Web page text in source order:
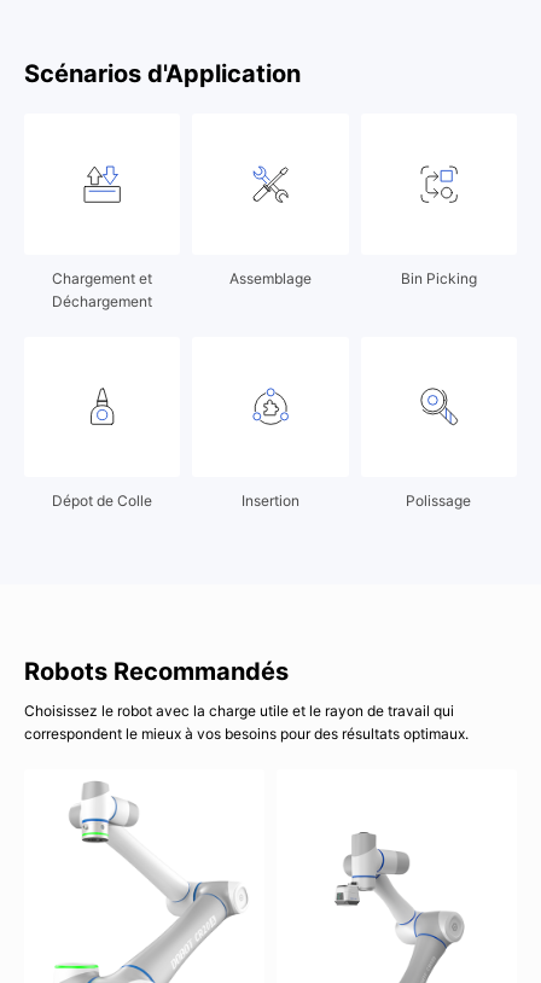
Scénarios d'Application
Chargement et
Déchargement
Assemblage Bin Picking
Dépot de Colle Insertion Polissage
Robots Recommandés
Choisissez le robot avec la charge utile et le rayon de travail qui
correspondent le mieux à vos besoins pour des résultats optimaux.